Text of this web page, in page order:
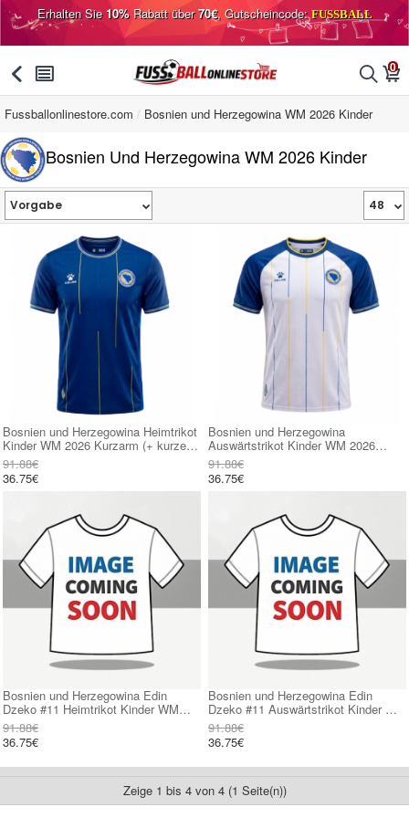
Erhalten Sie10%Rabatt über70€, Gutscheincode:FUSSBALL
󰅯 󰂩 󰂨 0
󰃦
Fussballonlinestore.com Bosnien und Herzegowina WM 2026 Kinder
Bosnien Und Herzegowina WM 2026 Kinder
Bosnien und Herzegowina Heimtrikot
Kinder WM 2026 Kurzarm (+ kurze
hosen)
91.88€
36.75€
Bosnien und Herzegowina
Auswärtstrikot Kinder WM 2026
Kurzarm (+ kurze hosen)
91.88€
36.75€
Bosnien und Herzegowina Edin
Dzeko #11 Heimtrikot Kinder WM
2026 Kurzarm (+ kurze hosen)
91.88€
36.75€
Bosnien und Herzegowina Edin
Dzeko #11 Auswärtstrikot Kinder WM
2026 Kurzarm (+ kurze hosen)
91.88€
36.75€
Zeige 1 bis 4 von 4 (1 Seite(n))